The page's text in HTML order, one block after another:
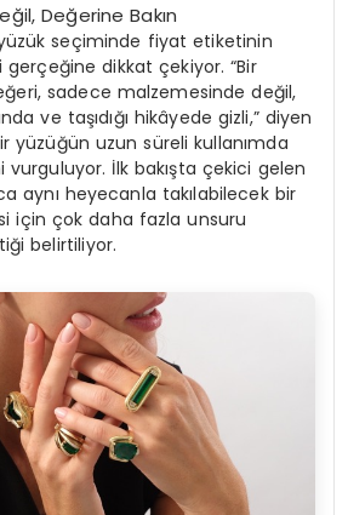
Değerine Bakın
seçiminde fiyat etiketinin
gerçeğine dikkat çekiyor. “Bir
sadece malzemesinde değil,
ve taşıdığı hikâyede gizli,” diyen
yüzüğün uzun süreli kullanımda
İlk bakışta çekici gelen
aynı heyecanla takılabilecek bir
için çok daha fazla unsuru
belirtiliyor.